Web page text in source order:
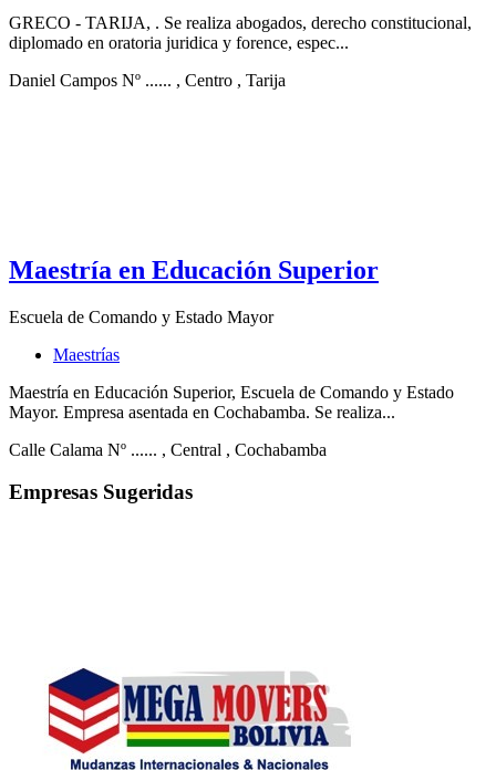
GRECO - TARIJA, . Se realiza abogados, derecho constitucional,
diplomado en oratoria juridica y forence, espec...
Daniel Campos Nº ...... , Centro , Tarija
Maestría en Educación Superior
Escuela de Comando y Estado Mayor
Maestrías
Maestría en Educación Superior, Escuela de Comando y Estado
Mayor. Empresa asentada en Cochabamba. Se realiza...
Calle Calama Nº ...... , Central , Cochabamba
Empresas Sugeridas